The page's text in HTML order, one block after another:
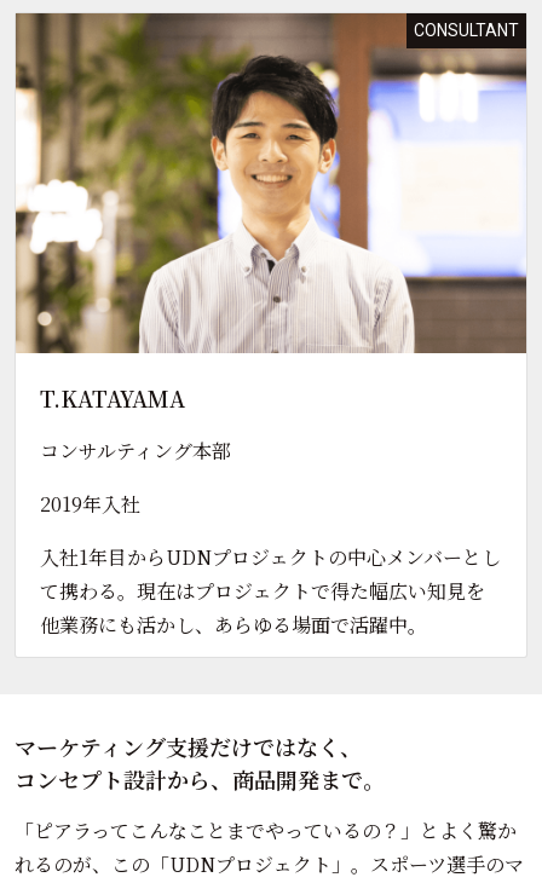
CONSULTANT
T.KATAYAMA
コンサルティング本部
2019年入社
入社1年目からUDNプロジェクトの中心メンバーとし
て携わる。現在はプロジェクトで得た幅広い知見を
他業務にも活かし、あらゆる場面で活躍中。
マーケティング支援だけではなく、
コンセプト設計から、商品開発まで。
「ピアラってこんなことまでやっているの？」とよく驚か
れるのが、この「UDNプロジェクト」。スポーツ選手のマ